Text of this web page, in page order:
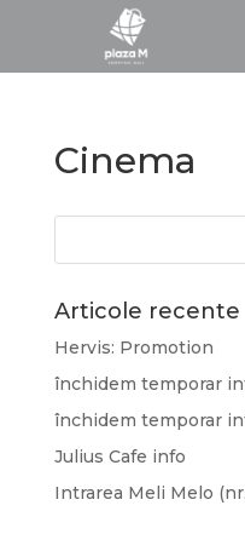
Cinema
Articole recente
Hervis: Promotion
închidem temporar
închidem temporar
Julius Cafe info
Intrarea Meli Melo